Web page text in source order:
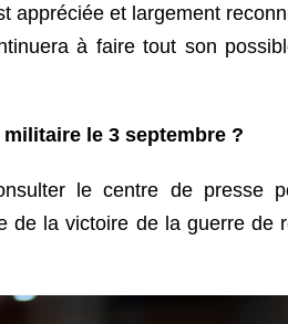
appréciée et largement
à faire tout son
le 3 septembre ?
le centre de presse
de la victoire de la guerre